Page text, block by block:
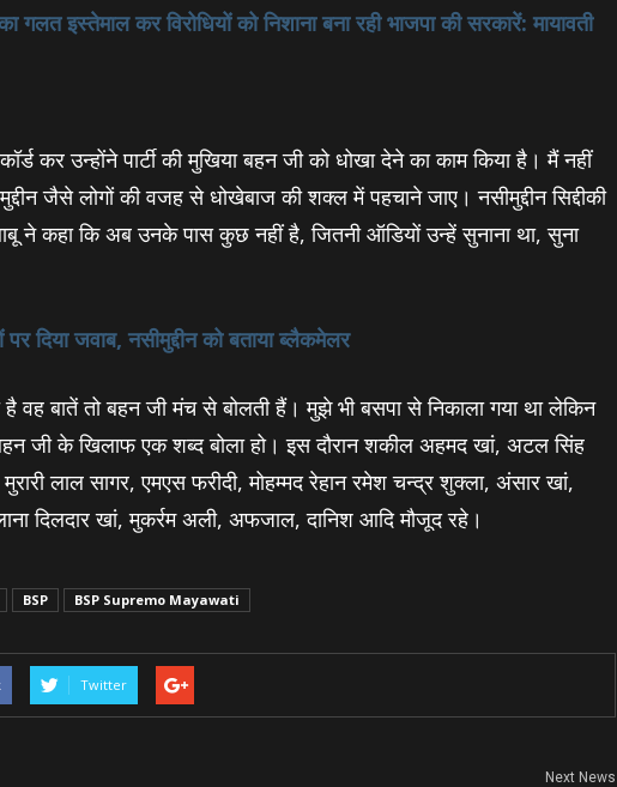
गलत इस्‍तेमाल कर विरोधियों को निशाना बना रही भाजपा की सरकारें: मायावती
कर उन्‍होंने पार्टी की मुखिया बहन जी को धोखा देने का काम किया है। मैं नहीं
जैसे लोगों की वजह से धोखेबाज की शक्‍ल में पहचाने जाए। नसीमुद्दीन सिद्दीकी
ने कहा कि अब उनके पास कुछ नहीं है, जितनी ऑडियों उन्‍हें सुनाना था, सुना
पर दिया जवाब, नसीमुद्दीन को बताया ब्‍लैकमेलर
वह बातें तो बहन जी मंच से बोलती हैं। मुझे भी बसपा से निकाला गया था लेकिन
जी के खिलाफ एक शब्‍द बोला हो। इस दौरान शकील अहमद खां, अटल सिंह
लाल सागर, एमएस फरीदी, मोहम्‍मद रेहान रमेश चन्‍द्र शुक्‍ला, अंसार खां,
दिलदार खां, मुकर्रम अली, अफजाल, दानिश आदि मौजूद रहे।
BSP BSP Supremo Mayawati
Twitter
Next News